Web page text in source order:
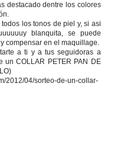
destacado dentre los colores
los tonos de piel y, si asi
blanquita, se puede
compensar en el maquillage.
a ti y a tus seguidoras a
un COLLAR PETER PAN DE
2012/04/sorteo-de-un-collar-